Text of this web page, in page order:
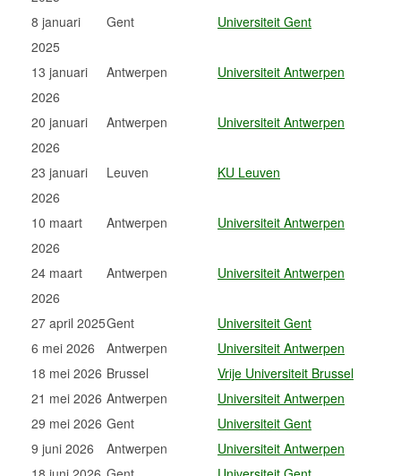
8 januari
2025
Gent Universiteit Gent
13 januari
2026
Antwerpen Universiteit Antwerpen
20 januari
2026
Antwerpen Universiteit Antwerpen
23 januari
2026
Leuven KU Leuven
10 maart
2026
Antwerpen Universiteit Antwerpen
24 maart
2026
Antwerpen Universiteit Antwerpen
27 april 2025Gent
Universiteit Gent
6 mei 2026
Antwerpen
Universiteit Antwerpen
18 mei 2026 Brussel
Vrije Universiteit Brussel
21 mei 2026 Antwerpen
Universiteit Antwerpen
29 mei 2026 Gent
Universiteit Gent
9 juni 2026
Antwerpen
Universiteit Antwerpen